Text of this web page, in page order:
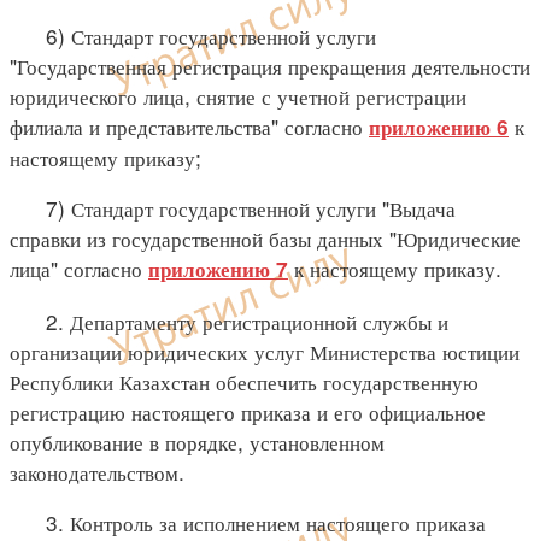
6) Стандарт государственной услуги
"Государственная регистрация прекращения деятельности
юридического лица, снятие с учетной регистрации
филиала и представительства" согласно приложению 6 к
настоящему приказу;
7) Стандарт государственной услуги "Выдача
справки из государственной базы данных "Юридические
лица" согласно приложению 7к настоящему приказу.
2. Департаменту регистрационной службы и
организации юридических услуг Министерства юстиции
Республики Казахстан обеспечить государственную
регистрацию настоящего приказа и его официальное
опубликование в порядке, установленном
законодательством.
3. Контроль за исполнением настоящего приказа